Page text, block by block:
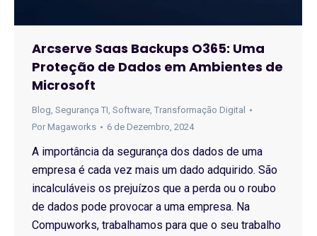
Arcserve Saas Backups O365: Uma
Proteção de Dados em Ambientes de
Microsoft
Blog, Segurança TI, Software, Transformação Digital
Por Magaworks 6 de Dezembro, 2024
A importância da segurança dos dados de uma
empresa é cada vez mais um dado adquirido. São
incalculáveis os prejuízos que a perda ou o roubo
de dados pode provocar a uma empresa. Na
Compuworks, trabalhamos para que o seu trabalho